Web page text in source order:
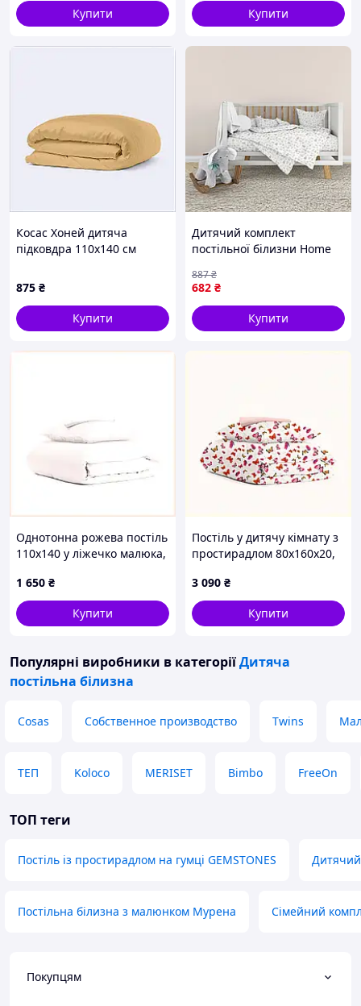
Купити
Купити
Косас Хоней дитяча
підковдра 110х140 см
875 ₴
Купити
Дитячий комплект
постільної білизни Home
жовтий) 181689
682 ₴
887₴
Купити
Однотонна рожева постіль
110х140 у ліжечко малюка,
1 650 ₴
Купити
Постіль у дитячу кімнату з
простирадлом 80х160х20,
3 090 ₴
Купити
Популярні виробники в категоріїДитяча
постільна білизна
Cosas Собственное производство Twins
ТЕП Koloco MERISET Bimbo FreeOn
ТОП теги
Постіль із простирадлом на гумці GEMSTONES Дитячий
Постільна білизна з малюнком Мурена Сімейний
Покупцям